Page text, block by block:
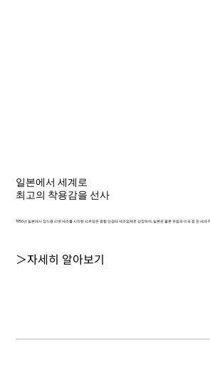
일본에서 세계로
최고의 착용감을 선사
1956년 일본에서 장식용 리벳 제조를 시작한 샤르망은 종합 안경테 제조업체로 성장하여, 일본은 물론 유럽과 미국 등 전 세계
＞자세히 알아보기